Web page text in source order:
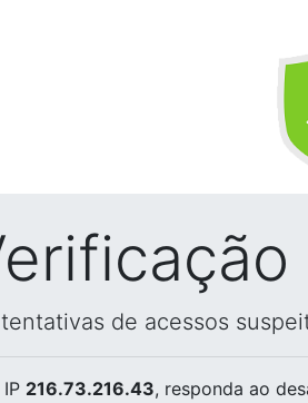
de acessos
216.73.216.43, responda ao